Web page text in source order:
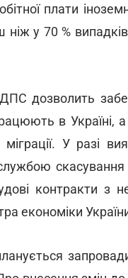
плати
ніж у 70 %
дозволить
в
міграції. У разі
контракти з
економіки